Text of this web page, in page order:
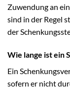
Zuwendung an
sind in der Regel
der
Wie lange ist ein
Ein
sofern er nicht